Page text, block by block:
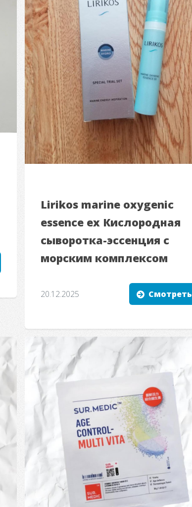
Lirikos marine oxygenic
essence ex Кислородная
сыворотка-эссенция с
морским комплексом
20.12.2025 Смотреть